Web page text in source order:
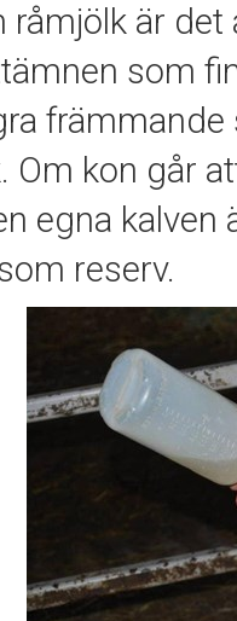
råmjölk är
som
Om kon går
egna
reserv.